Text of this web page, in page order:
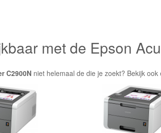
met de Epson
C2900N niet helemaal de die je zoekt? Bekijk